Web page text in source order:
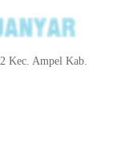
Kec. Ampel Kab.